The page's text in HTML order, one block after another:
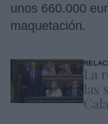
unos 660.000
maquetación.
La
las